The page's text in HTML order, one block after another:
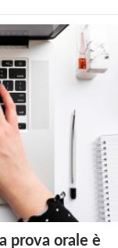
prova orale è